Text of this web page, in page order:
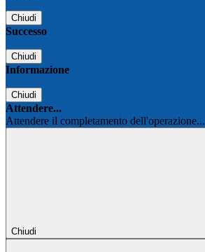
Chiudi
Successo
Chiudi
Informazione
Chiudi
Attendere...
Attendere il completamento dell'operazione...
Chiudi